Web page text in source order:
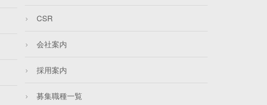
CSR
会社案内
採用案内
募集職種一覧